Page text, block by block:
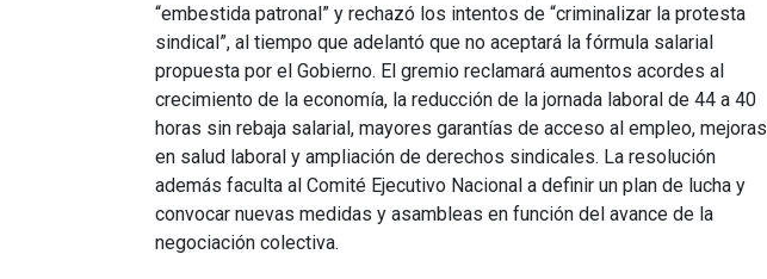
“embestida patronal” y rechazó los intentos de “criminalizar la protesta
sindical”, al tiempo que adelantó que no aceptará la fórmula salarial
propuesta por el Gobierno. El gremio reclamará aumentos acordes al
crecimiento de la economía, la reducción de la jornada laboral de 44 a 40
horas sin rebaja salarial, mayores garantías de acceso al empleo, mejoras
en salud laboral y ampliación de derechos sindicales. La resolución
además faculta al Comité Ejecutivo Nacional a definir un plan de lucha y
convocar nuevas medidas y asambleas en función del avance de la
negociación colectiva.